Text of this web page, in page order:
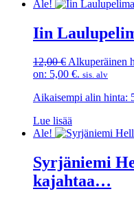
Ale!
Iin
12,00€Alkuperäinen
on: 5,00 €. sis. alv
Aikaisempi alin hinta:
Lue lisää
Ale!
Syrjäniemi
kajahtaa…